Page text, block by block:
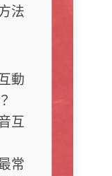
法
動
互
常